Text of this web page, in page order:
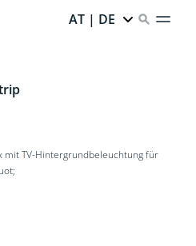
AT | DE
mit TV-Hintergrundbeleuchtung für